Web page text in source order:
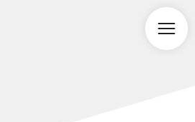
エムアップホールディングス
toggle